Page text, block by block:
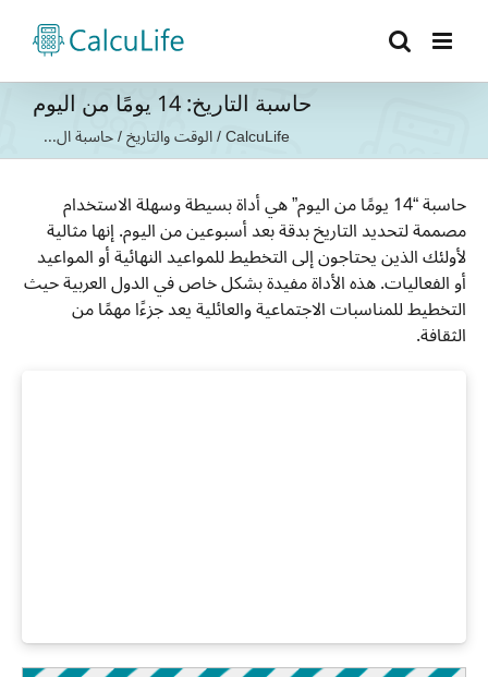
حاسبة التاريخ: 14 يومًا من اليوم
CalcuLife
/الوقت والتاريخ/حاسبة ال...
حاسبة “14 يومًا من اليوم” هي أداة بسيطة وسهلة الاستخدام
مصممة لتحديد التاريخ بدقة بعد أسبوعين من اليوم. إنها مثالية
لأولئك الذين يحتاجون إلى التخطيط للمواعيد النهائية أو المواعيد
أو الفعاليات. هذه الأداة مفيدة بشكل خاص في الدول العربية حيث
التخطيط للمناسبات الاجتماعية والعائلية يعد جزءًا مهمًا من
الثقافة.